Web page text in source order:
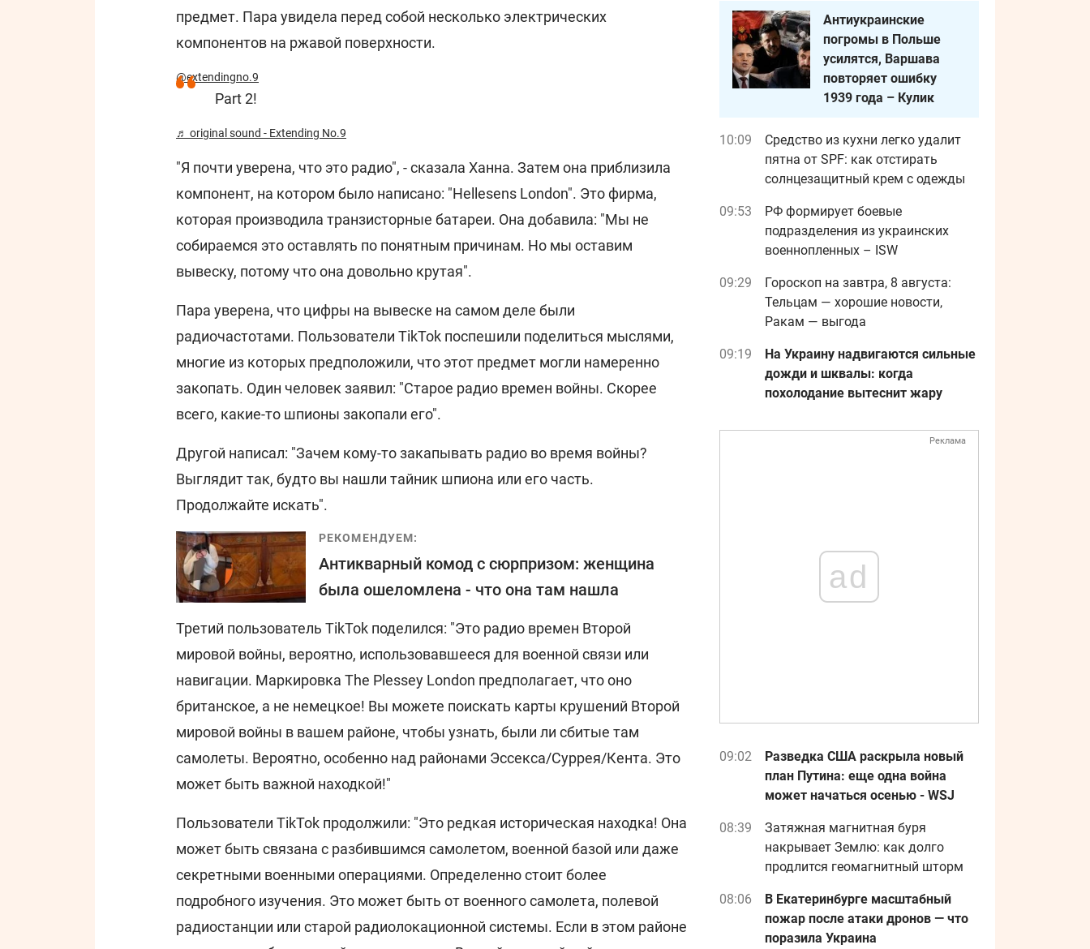
предмет. Пара увидела перед собой несколько электрических
компонентов на ржавой поверхности.
@extendingno.9
Part 2!
♬ original sound - Extending No.9
"Я почти уверена, что это радио", - сказала Ханна. Затем она приблизила
компонент, на котором было написано: "Hellesens London". Это фирма,
которая производила транзисторные батареи. Она добавила: "Мы не
собираемся это оставлять по понятным причинам. Но мы оставим
вывеску, потому что она довольно крутая".
Пара уверена, что цифры на вывеске на самом деле были
радиочастотами. Пользователи TikTok поспешили поделиться мыслями,
многие из которых предположили, что этот предмет могли намеренно
закопать. Один человек заявил: "Старое радио времен войны. Скорее
всего, какие-то шпионы закопали его".
Другой написал: "Зачем кому-то закапывать радио во время войны?
Выглядит так, будто вы нашли тайник шпиона или его часть.
Продолжайте искать".
РЕКОМЕНДУЕМ:
Антикварный комод с сюрпризом: женщина
была ошеломлена - что она там нашла
Третий пользователь TikTok поделился: "Это радио времен Второй
мировой войны, вероятно, использовавшееся для военной связи или
навигации. Маркировка The Plessey London предполагает, что оно
британское, а не немецкое! Вы можете поискать карты крушений Второй
мировой войны в вашем районе, чтобы узнать, были ли сбитые там
самолеты. Вероятно, особенно над районами Эссекса/Суррея/Кента. Это
может быть важной находкой!"
Пользователи TikTok продолжили: "Это редкая историческая находка! Она
может быть связана с разбившимся самолетом, военной базой или даже
секретными военными операциями. Определенно стоит более
подробного изучения. Это может быть от военного самолета, полевой
радиостанции или старой радиолокационной системы. Если в этом районе
Антиукраинские
погромы в Польше
усилятся, Варшава
повторяет ошибку
1939 года – Кулик
10:09
Средство из кухни легко удалит
пятна от SPF: как отстирать
солнцезащитный крем с одежды
09:53
РФ формирует боевые
подразделения из украинских
военнопленных – ISW
09:29
Гороскоп на завтра, 8 августа:
Тельцам — хорошие новости,
Ракам — выгода
09:19
На Украину надвигаются сильные
дожди и шквалы: когда
похолодание вытеснит жару
Реклама
ad
09:02
Разведка США раскрыла новый
план Путина: еще одна война
может начаться осенью - WSJ
08:39
Затяжная магнитная буря
накрывает Землю: как долго
продлится геомагнитный шторм
08:06
В Екатеринбурге масштабный
пожар после атаки дронов — что
поразила Украина